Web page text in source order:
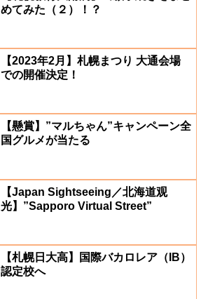
めてみた（２）！？
【2023年2月】札幌まつり 大通会場
での開催決定！
【懸賞】”マルちゃん”キャンペーン全
国グルメが当たる
【Japan Sightseeing／北海道观
光】”Sapporo Virtual Street”
【札幌日大高】国際バカロレア（IB）
認定校へ